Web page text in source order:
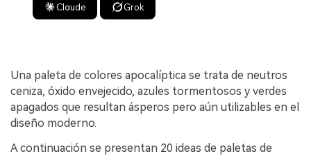
Claude Grok
Una paleta de colores apocalíptica se trata de neutros
ceniza, óxido envejecido, azules tormentosos y verdes
apagados que resultan ásperos pero aún utilizables en el
diseño moderno.
A continuación se presentan 20 ideas de paletas de